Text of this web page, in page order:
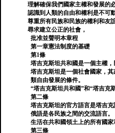
理解確保我們國家主權和發展的
認識到人類的自由和權利是不可
尊重所有民族和民族的權利和友
尋求建立公正的社會，
批准並聲明本章程
第一章憲法制度的基礎
第1條
塔吉克斯坦共和國是一個主權，
塔吉克斯坦是一個社會國家，
類自由發展的條件。
“塔吉克斯坦共和國”和“塔吉克
第二條
塔吉克斯坦的官方語言是塔吉克
俄語是各民族之間的交流語言。
生活在共和國領土上的所有國家
第三條